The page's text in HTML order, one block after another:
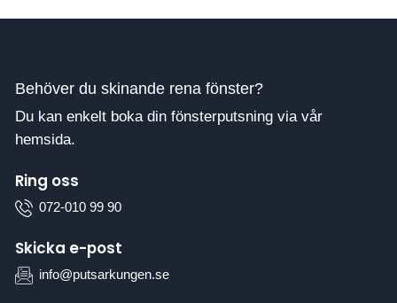
Behöver du skinande rena fönster?
Du kan enkelt boka din fönsterputsning via vår
hemsida.
Ring oss
072-010 99 90
Skicka e-post
info@putsarkungen.se